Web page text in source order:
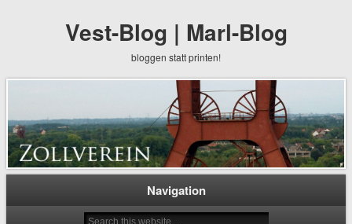
Vest-Blog | Marl-Blog
bloggen statt printen!
Navigation